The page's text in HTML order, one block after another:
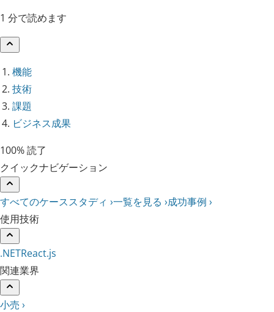
1 分で読めます
機能
技術
課題
ビジネス成果
100% 読了
クイックナビゲーション
すべてのケーススタディ ›一覧を見る ›成功事例 ›
使用技術
.NETReact.js
関連業界
小売 ›